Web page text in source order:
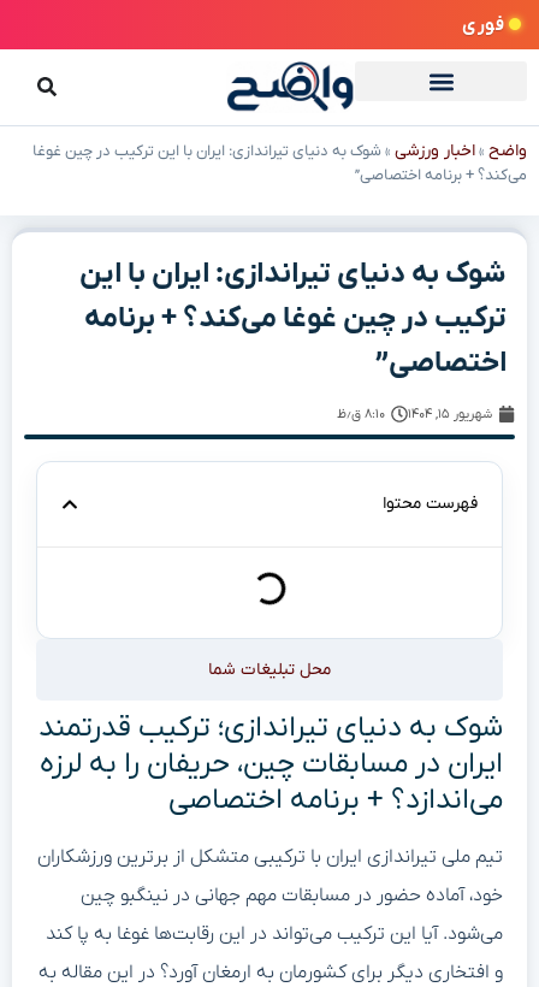
فوری
واضح »اخبار ورزشی »شوک به دنیای تیراندازی: ایران با این ترکیب در چین غوغا
می‌کند؟ + برنامه اختصاصی”
شوک به دنیای تیراندازی: ایران با این
ترکیب در چین غوغا می‌کند؟ + برنامه
اختصاصی”
شهریور ۱۵, ۱۴۰۴ ۸:۱۰ ق٫ظ
فهرست محتوا
محل تبلیغات شما
شوک به دنیای تیراندازی؛ ترکیب قدرتمند
ایران در مسابقات چین، حریفان را به لرزه
می‌اندازد؟ + برنامه اختصاصی
تیم ملی تیراندازی ایران با ترکیبی متشکل از برترین ورزشکاران
خود، آماده حضور در مسابقات مهم جهانی در نینگبو چین
می‌شود. آیا این ترکیب می‌تواند در این رقابت‌ها غوغا به پا کند
و افتخاری دیگر برای کشورمان به ارمغان آورد؟ در این مقاله به